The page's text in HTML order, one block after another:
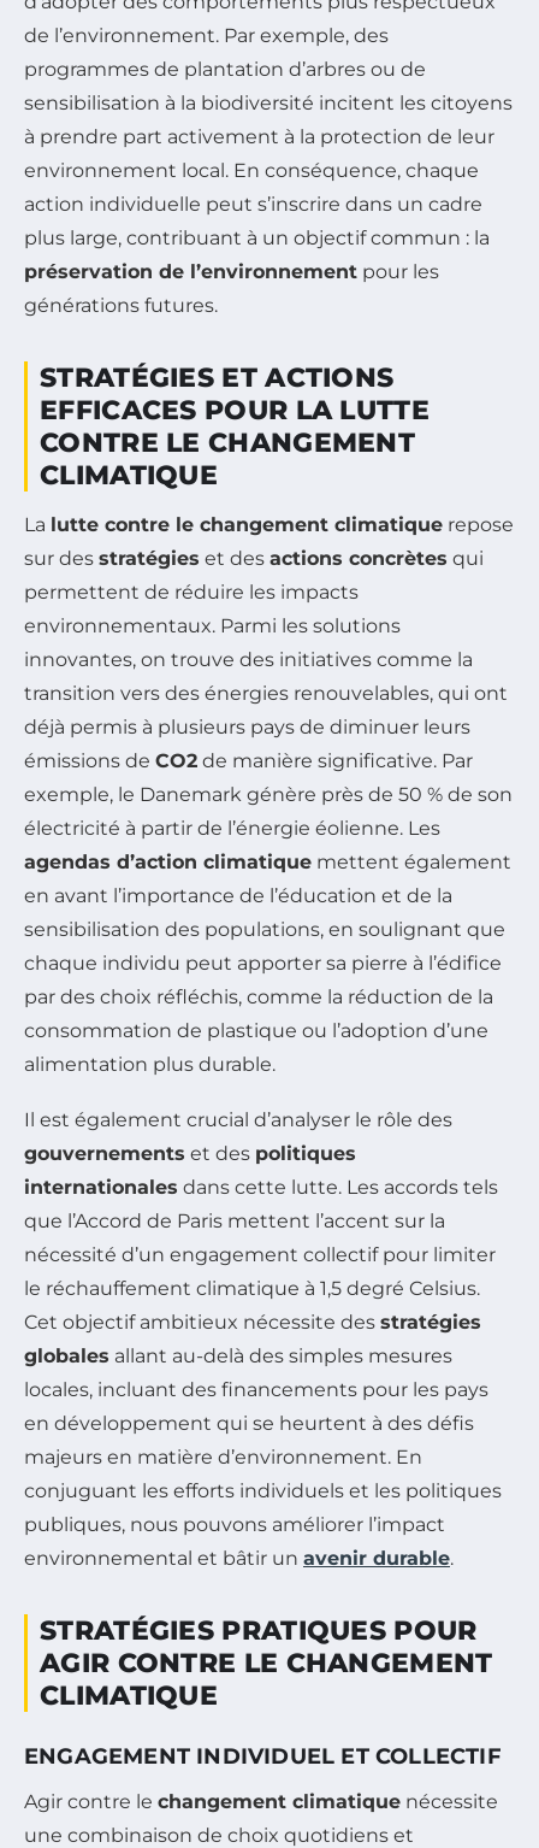
de l’environnement. Par exemple, des
programmes de plantation d’arbres ou de
sensibilisation à la biodiversité incitent les citoyens
à prendre part activement à la protection de leur
environnement local. En conséquence, chaque
action individuelle peut s’inscrire dans un cadre
plus large, contribuant à un objectif commun : la
préservation de l’environnement pour les
générations futures.
STRATÉGIES ET ACTIONS
EFFICACES POUR LA LUTTE
CONTRE LE CHANGEMENT
CLIMATIQUE
La lutte contre le changement climatique repose
sur des stratégies et des actions concrètes qui
permettent de réduire les impacts
environnementaux. Parmi les solutions
innovantes, on trouve des initiatives comme la
transition vers des énergies renouvelables, qui ont
déjà permis à plusieurs pays de diminuer leurs
émissions de CO2 de manière significative. Par
exemple, le Danemark génère près de 50 % de son
électricité à partir de l’énergie éolienne. Les
agendas d’action climatique mettent également
en avant l’importance de l’éducation et de la
sensibilisation des populations, en soulignant que
chaque individu peut apporter sa pierre à l’édifice
par des choix réfléchis, comme la réduction de la
consommation de plastique ou l’adoption d’une
alimentation plus durable.
Il est également crucial d’analyser le rôle des
gouvernements et des politiques
internationales dans cette lutte. Les accords tels
que l’Accord de Paris mettent l’accent sur la
nécessité d’un engagement collectif pour limiter
le réchauffement climatique à 1,5 degré Celsius.
Cet objectif ambitieux nécessite des stratégies
globales allant au-delà des simples mesures
locales, incluant des financements pour les pays
en développement qui se heurtent à des défis
majeurs en matière d’environnement. En
conjuguant les efforts individuels et les politiques
publiques, nous pouvons améliorer l’impact
environnemental et bâtir un avenir durable.
STRATÉGIES PRATIQUES POUR
AGIR CONTRE LE CHANGEMENT
CLIMATIQUE
ENGAGEMENT INDIVIDUEL ET COLLECTIF
Agir contre le changement climatique nécessite
une combinaison de choix quotidiens et